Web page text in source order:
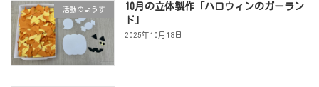
活動のようす
10月の立体製作「ハロウィンのガーラン
ド」
2025年10月18日